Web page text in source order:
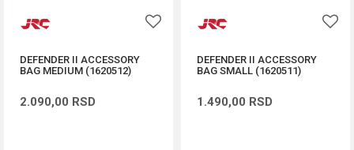
DEFENDER II ACCESSORY
BAG MEDIUM (1620512)
2.090,00 RSD
DEFENDER II ACCESSORY
BAG SMALL (1620511)
1.490,00 RSD